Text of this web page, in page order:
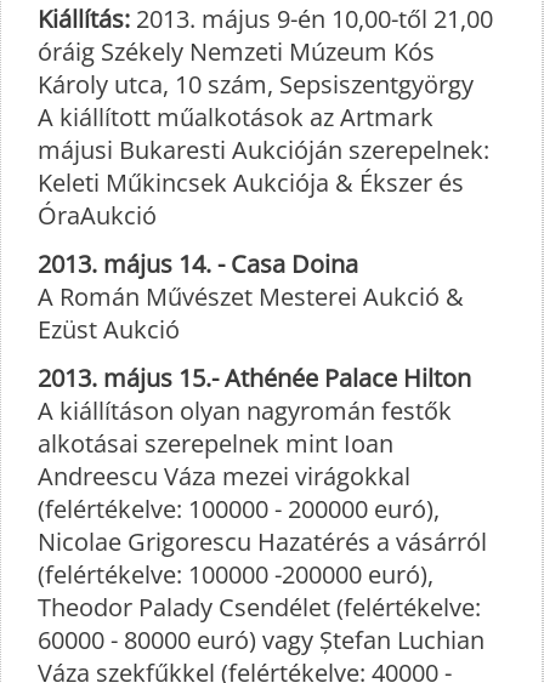
Kiállítás: 2013. május 9-én 10,00-től 21,00
óráig Székely Nemzeti Múzeum Kós
Károly utca, 10 szám, Sepsiszentgyörgy
A kiállított műalkotások az Artmark
májusi Bukaresti Aukcióján szerepelnek:
Keleti Műkincsek Aukciója & Ékszer és
ÓraAukció
2013. május 14. - Casa Doina
A Román Művészet Mesterei Aukció &
Ezüst Aukció
2013. május 15.- Athénée Palace Hilton
A kiállításon olyan nagyromán festők
alkotásai szerepelnek mint Ioan
Andreescu Váza mezei virágokkal
(felértékelve: 100000 - 200000 euró),
Nicolae Grigorescu Hazatérés a vásárról
(felértékelve: 100000 -200000 euró),
Theodor Palady Csendélet (felértékelve:
60000 - 80000 euró) vagy Ștefan Luchian
Váza szekfűkkel (felértékelve: 40000 -